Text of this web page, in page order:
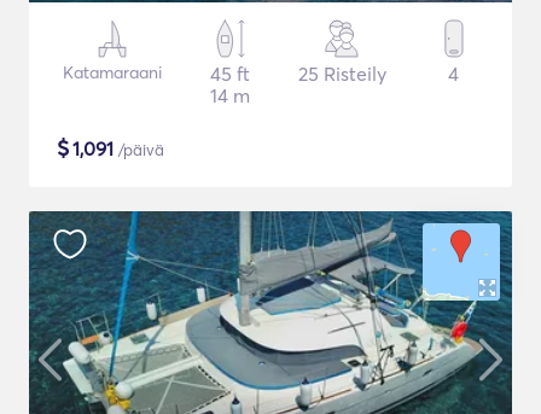
Katamaraani
45 ft
14 m
25 Risteily 4
$1,091 /päivä